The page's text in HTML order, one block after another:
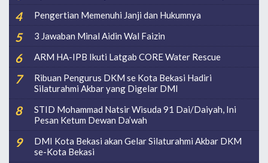
Pengertian Memenuhi Janji dan Hukumnya
3 Jawaban Minal Aidin Wal Faizin
ARM HA-IPB Ikuti Latgab CORE Water Rescue
Ribuan Pengurus DKM se Kota Bekasi Hadiri
Silaturahmi Akbar yang Digelar DMI
STID Mohammad Natsir Wisuda 91 Dai/Daiyah, Ini
Pesan Ketum Dewan Da’wah
DMI Kota Bekasi akan Gelar Silaturahmi Akbar DKM
se-Kota Bekasi